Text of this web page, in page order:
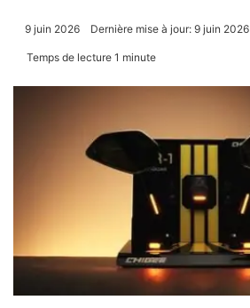
9 juin 2026 Dernière mise à jour: 9 juin 2026
Temps de lecture 1 minute